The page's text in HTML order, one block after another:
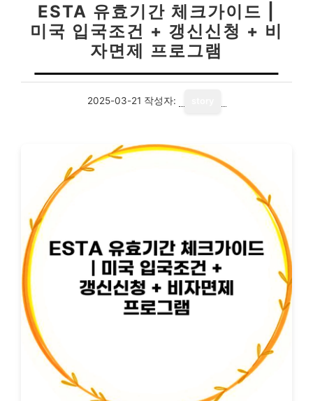
ESTA 유효기간 체크가이드 |
미국 입국조건 + 갱신신청 + 비
자면제 프로그램
2025-03-21 작성자: